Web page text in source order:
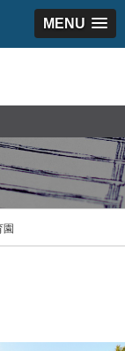
MENU
園